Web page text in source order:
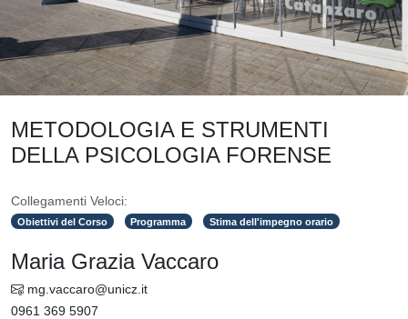
METODOLOGIA E STRUMENTI
DELLA PSICOLOGIA FORENSE
Collegamenti Veloci:
Obiettivi del Corso Programma Stima dell'impegno orario
Maria Grazia Vaccaro
mg.vaccaro@unicz.it
0961 369 5907